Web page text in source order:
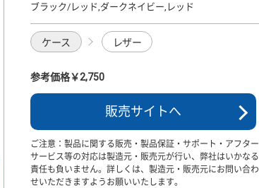
ブラック/レッド,ダークネイビー,レッド
ケース レザー
参考価格￥2,750
販売サイトへ
ご注意：製品に関する販売・製品保証・サポート・アフター
サービス等の対応は製造元・販売元が行い、弊社はいかなる
責任も負いません。詳しくは、製造元・販売元にお問い合わ
せいただきますようお願いいたします。